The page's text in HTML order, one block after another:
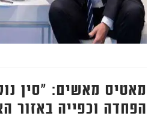
מאטיס מאשים: "סין
הפחדה וכפייה באזור